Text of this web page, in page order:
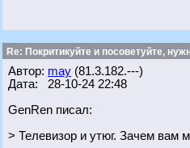
Re: Покритикуйте и посоветуйте,
Автор: may (81.3.182.---)
Дата: 28-10-24 22:48
GenRen писал:
> Телевизор и утюг. Зачем вам